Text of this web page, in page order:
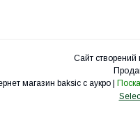
Сайт створений